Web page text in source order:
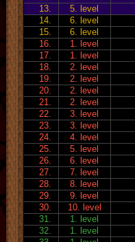
13.
5. level
14.
6. level
15.
6. level
16.
1. level
17.
1. level
18.
2. level
19.
2. level
20.
2. level
21.
2. level
22.
3. level
23.
3. level
24.
4. level
25.
5. level
26.
6. level
27.
7. level
28.
8. level
29.
9. level
30.
10. level
31.
1. level
32.
1. level